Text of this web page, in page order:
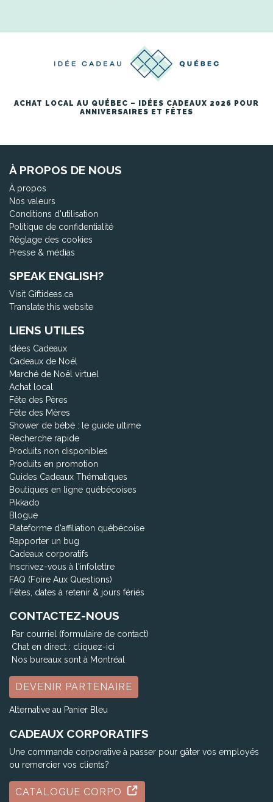
ACHAT LOCAL AU QUÉBEC – IDÉES CADEAUX 2026 POUR
ANNIVERSAIRES ET FÊTES
À PROPOS DE NOUS
À propos
Nos valeurs
Conditions d'utilisation
Politique de confidentialité
Réglage des cookies
Presse & médias
SPEAK ENGLISH?
Visit Giftideas.ca
Translate this website
LIENS UTILES
Idées Cadeaux
Cadeaux de Noël
Marché de Noël virtuel
Achat local
Fête des Pères
Fête des Mères
Shower de bébé : le guide ultime
Recherche rapide
Produits non disponibles
Produits en promotion
Guides Cadeaux Thématiques
Boutiques en ligne québécoises
Pikkado
Blogue
Plateforme d'affiliation québécoise
Rapporter un bug
Cadeaux corporatifs
Inscrivez-vous à l'infolettre
FAQ (Foire Aux Questions)
Fêtes, dates à retenir & jours fériés
CONTACTEZ-NOUS
Par courriel (formulaire de contact)
Chat en direct : cliquez-ici
Nos bureaux sont à Montréal
DEVENIR PARTENAIRE
Alternative au Panier Bleu
CADEAUX CORPORATIFS
Une commande corporative à passer pour gâter vos employés
ou remercier vos clients?
CATALOGUE CORPO